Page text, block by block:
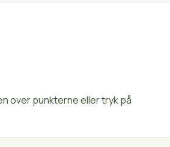
over punkterne eller tryk på